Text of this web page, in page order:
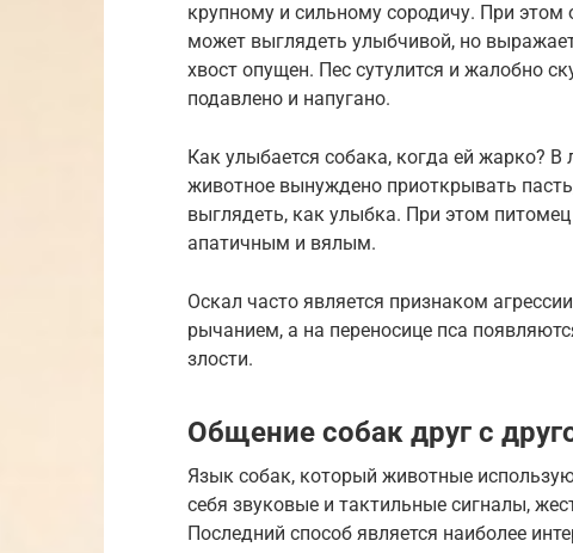
крупному и сильному сородичу. При
может выглядеть улыбчивой, но
хвост опущен. Пес сутулится и жалобно
подавлено и напугано.
Как улыбается собака, когда ей жарко?
животное вынуждено приоткрывать
выглядеть, как улыбка. При этом
апатичным и вялым.
Оскал часто является признаком
рычанием, а на переносице пса
злости.
Общение собак друг с
Язык собак, который животные
себя звуковые и тактильные сигналы,
Последний способ является наиболее